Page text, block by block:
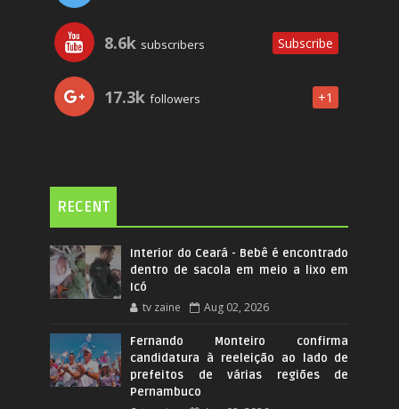
8.6k subscribers Subscribe
17.3k followers +1
RECENT
Interior do Ceará - Bebê é encontrado
dentro de sacola em meio a lixo em
Icó
tv zaine Aug 02, 2026
Fernando Monteiro confirma
candidatura à reeleição ao lado de
prefeitos de várias regiões de
Pernambuco